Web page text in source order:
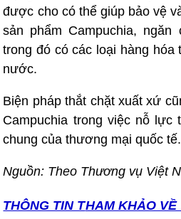
được cho có thể giúp bảo vệ
sản phẩm Campuchia,
trong đó có các loại hàng hóa
nước.
Biện pháp thắt chặt xuất xứ
Campuchia trong việc nỗ lực
chung của thương mại quốc tế.
Nguồn: Theo Thương vụ Việt
THÔNG TIN THAM KHẢO VỀ